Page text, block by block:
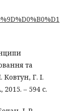
та
Г. І.
– 594 с.